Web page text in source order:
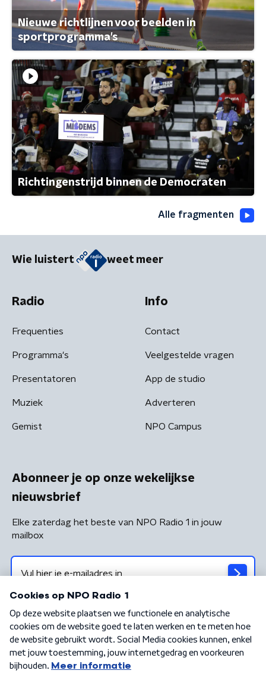
Nieuwe richtlijnen voor beelden in
sportprogramma's
Richtingenstrijd binnen de Democraten
Alle fragmenten
Wie luistert weet meer
Radio
Frequenties
Programma's
Presentatoren
Muziek
Gemist
Info
Contact
Veelgestelde vragen
App de studio
Adverteren
NPO Campus
Abonneer je op onze wekelijkse
nieuwsbrief
Elke zaterdag het beste van NPO Radio 1 in jouw
mailbox
Algemene voorwaarden